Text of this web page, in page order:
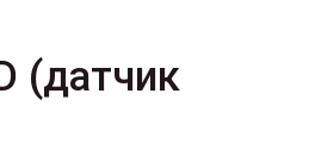
(датчик